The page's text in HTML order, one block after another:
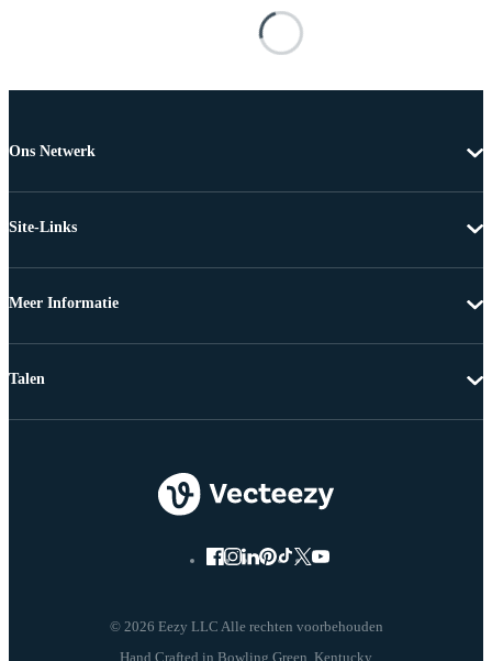
Ons Netwerk
Site-Links
Meer Informatie
© 2026 Eezy LLC Alle rechten voorbehouden
Talen